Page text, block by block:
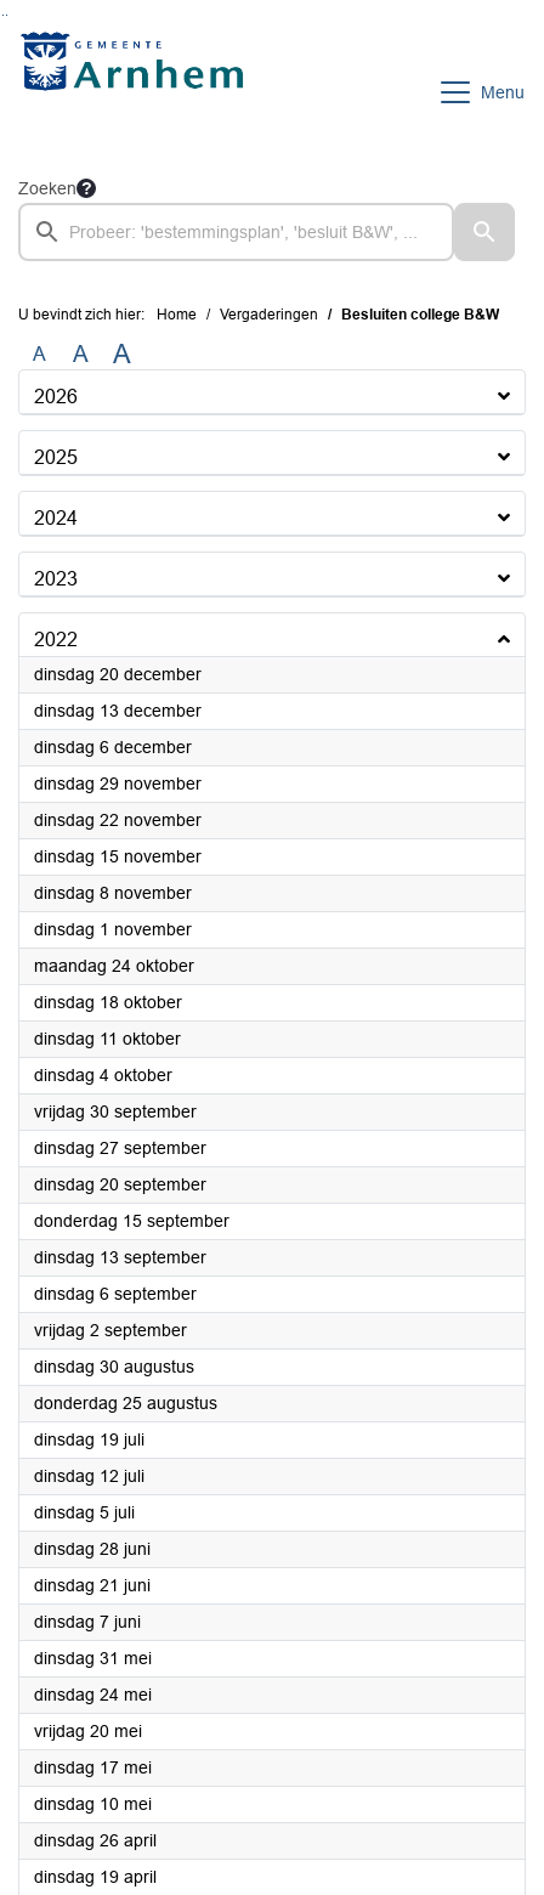
Menu
Zoeken
U bevindt zich hier: Home Vergaderingen Besluiten college B&W
A A A
2026
2025
2024
2023
2022
dinsdag 20 december2022
dinsdag 13 december2022
dinsdag 6 december2022
dinsdag 29 november2022
dinsdag 22 november2022
dinsdag 15 november2022
dinsdag 8 november2022
dinsdag 1 november2022
maandag 24 oktober2022
dinsdag 18 oktober2022
dinsdag 11 oktober2022
dinsdag 4 oktober2022
vrijdag 30 september2022
dinsdag 27 september2022
dinsdag 20 september2022
donderdag 15 september2022
dinsdag 13 september2022
dinsdag 6 september2022
vrijdag 2 september2022
dinsdag 30 augustus2022
donderdag 25 augustus2022
dinsdag 19 juli2022
dinsdag 12 juli2022
dinsdag 5 juli2022
dinsdag 28 juni2022
dinsdag 21 juni2022
dinsdag 7 juni2022
dinsdag 31 mei2022
dinsdag 24 mei2022
vrijdag 20 mei2022
dinsdag 17 mei2022
dinsdag 10 mei2022
dinsdag 26 april2022
dinsdag 19 april2022